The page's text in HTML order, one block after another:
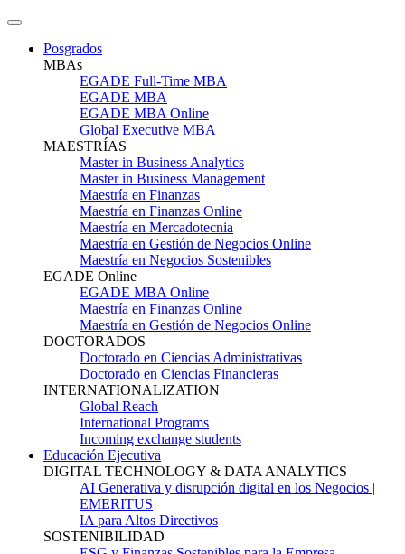
Posgrados
MBAs
EGADE Full-Time MBA
EGADE MBA
EGADE MBA Online
Global Executive MBA
MAESTRÍAS
Master in Business Analytics
Master in Business Management
Maestría en Finanzas
Maestría en Finanzas Online
Maestría en Mercadotecnia
Maestría en Gestión de Negocios Online
Maestría en Negocios Sostenibles
EGADE Online
EGADE MBA Online
Maestría en Finanzas Online
Maestría en Gestión de Negocios Online
DOCTORADOS
Doctorado en Ciencias Administrativas
Doctorado en Ciencias Financieras
INTERNATIONALIZATION
Global Reach
International Programs
Incoming exchange students
Educación Ejecutiva
DIGITAL TECHNOLOGY & DATA ANALYTICS
AI Generativa y disrupción digital en los Negocios |
EMERITUS
IA para Altos Directivos
SOSTENIBILIDAD